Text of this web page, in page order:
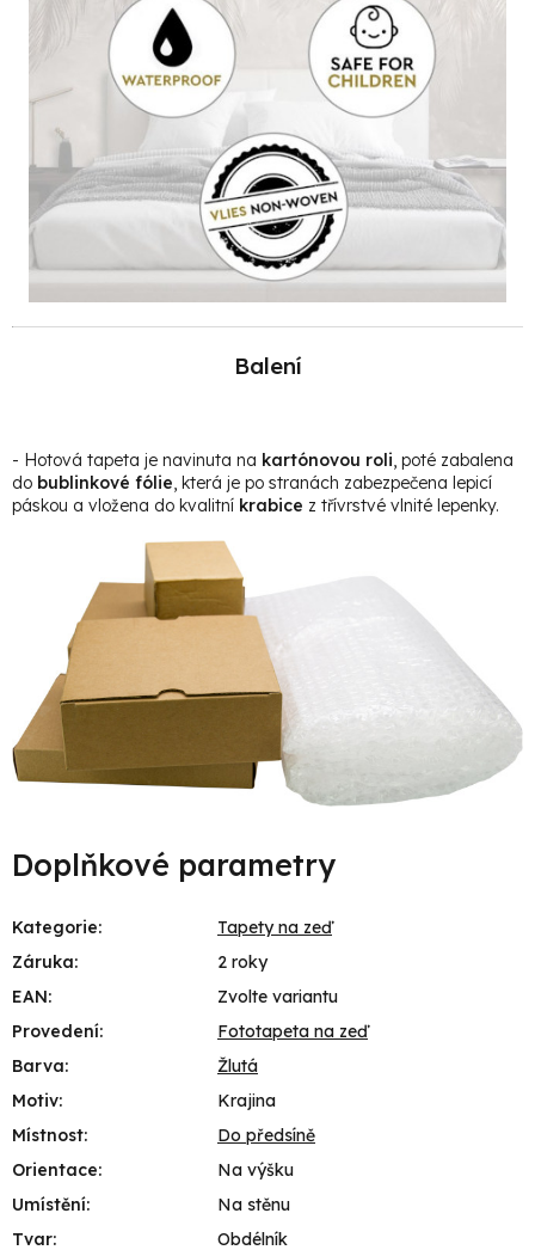
Balení
- Hotová tapeta je navinuta na kartónovou roli, poté zabalena
do bublinkové fólie, která je po stranách zabezpečena lepicí
páskou a vložena do kvalitní krabice z třívrstvé vlnité lepenky.
Doplňkové parametry
Kategorie:
Tapety na zeď
Záruka:
2 roky
EAN:
Zvolte variantu
Provedení:
Fototapeta na zeď
Barva:
Žlutá
Motiv:
Krajina
Místnost:
Do předsíně
Orientace:
Na výšku
Umístění:
Na stěnu
Tvar:
Obdélník